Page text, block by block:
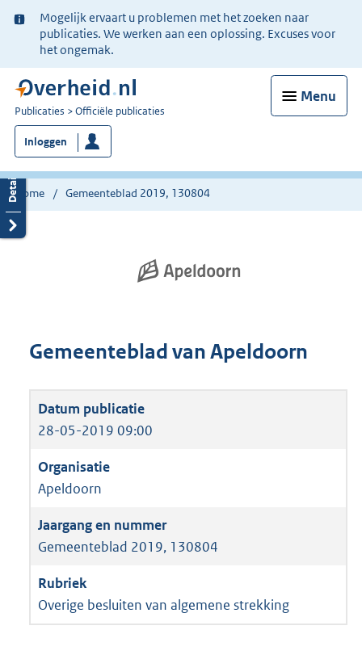
Ter
informatie:
Mogelijk ervaart u problemen met het zoeken naar
publicaties. We werken aan een oplossing. Excuses voor
het ongemak.
Menu
U
bent
nu
hier:
Publicaties Officiële publicaties
Inloggen
Home Gemeenteblad 2019, 130804
Gemeenteblad van Apeldoorn
28-05-2019 09:00
Apeldoorn
Gemeenteblad 2019, 130804
Overige besluiten van algemene strekking